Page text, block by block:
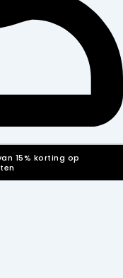
15% korting op
win stemmen.